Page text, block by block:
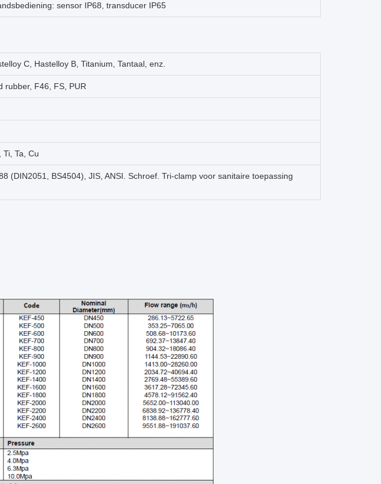
sensor IP68, transducer IP65
C, Hastelloy B, Titanium, Tantaal, enz.
rubber, F46, FS, PUR
Ta, Cu
(DIN2051, BS4504), JIS, ANSI. Schroef. Tri-clamp voor sanitaire toepassing